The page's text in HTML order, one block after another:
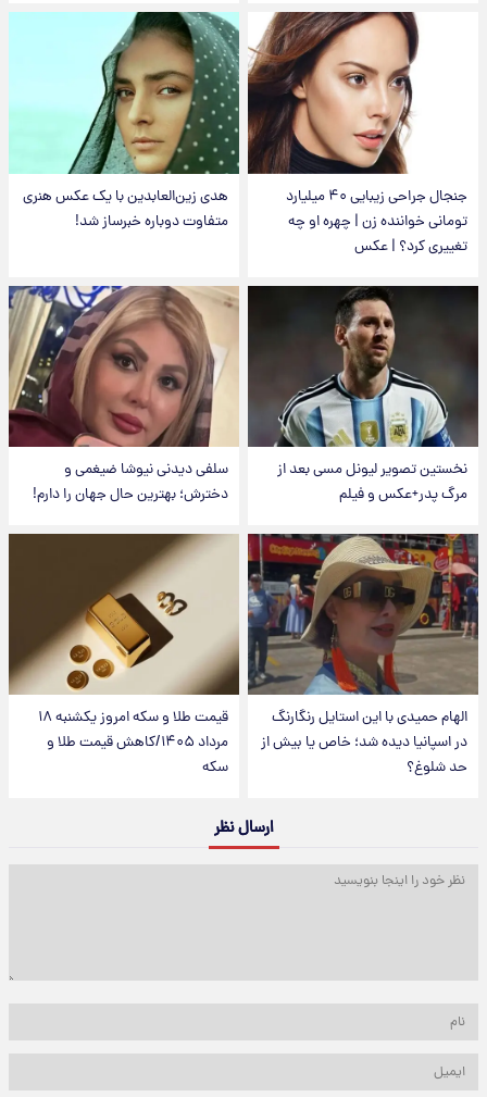
جنجال جراحی زیبایی ۴۰ میلیارد
تومانی خواننده زن | چهره او چه
تغییری کرد؟ | عکس
هدی زین‌العابدین با یک عکس هنری
متفاوت دوباره خبرساز شد!
نخستین تصویر لیونل مسی بعد از
مرگ پدر+عکس و فیلم
سلفی دیدنی نیوشا ضیغمی و
دخترش؛ بهترین حال جهان را دارم!
الهام حمیدی با این استایل رنگارنگ
در اسپانیا دیده شد؛ خاص یا بیش از
حد شلوغ؟
قیمت طلا و سکه امروز یکشنبه ۱۸
مرداد ۱۴۰۵/کاهش قیمت طلا و
سکه
ارسال نظر